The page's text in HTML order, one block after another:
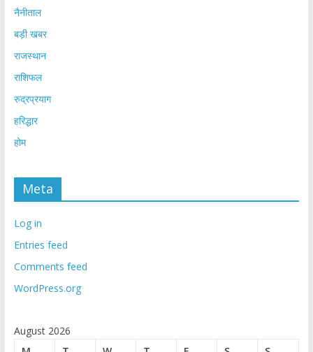
नैनीताल
बड़ी खबर
राजस्थान
राशिफल
रुद्रप्रयाग
हरिद्धार
होम
Meta
Log in
Entries feed
Comments feed
WordPress.org
August 2026